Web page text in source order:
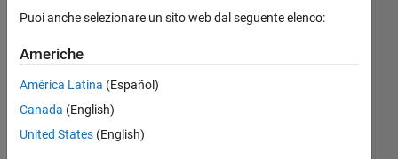
data
Shubham
14 Feb
2022
Puoi anche selezionare un sito web dal seguente elenco:
Americhe
América Latina (Español)
Canada (English)
United States (English)